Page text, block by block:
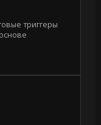
триггеры